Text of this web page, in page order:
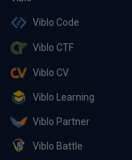
Viblo Code
Viblo CTF
Viblo CV
Viblo Learning
Viblo Partner
Viblo Battle